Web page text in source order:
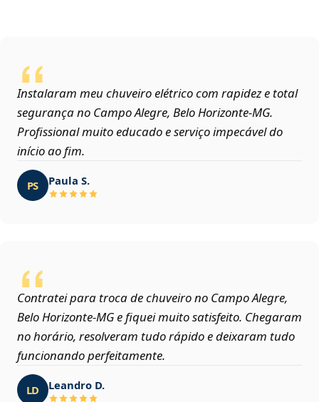
Instalaram meu chuveiro elétrico com rapidez e total
segurança no Campo Alegre, Belo Horizonte‑MG.
Profissional muito educado e serviço impecável do
início ao fim.
PS Paula S.
Contratei para troca de chuveiro no Campo Alegre,
Belo Horizonte‑MG e fiquei muito satisfeito. Chegaram
no horário, resolveram tudo rápido e deixaram tudo
funcionando perfeitamente.
LD Leandro D.